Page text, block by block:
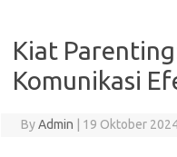
Kiat
Komunikasi
ByAdmin 19 Oktober